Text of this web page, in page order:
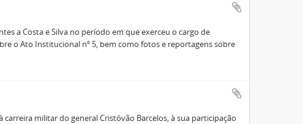
a Costa e Silva no período em que exerceu o cargo de
o Ato Institucional nº 5, bem como fotos e reportagens sobre
militar do general Cristóvão Barcelos, à sua participação